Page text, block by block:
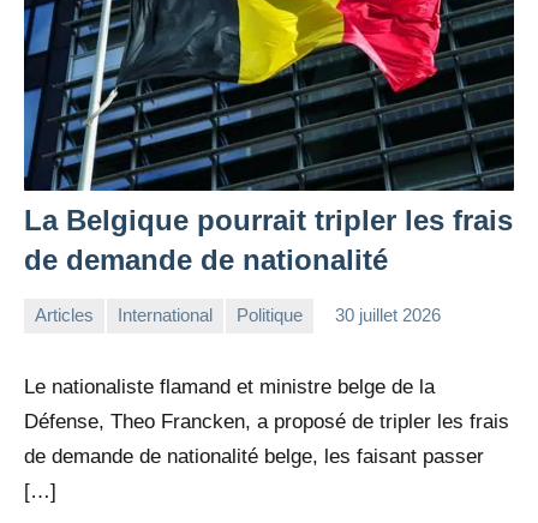
La Belgique pourrait tripler les frais
de demande de nationalité
Articles International Politique 30 juillet 2026
Le nationaliste flamand et ministre belge de la
Défense, Theo Francken, a proposé de tripler les frais
de demande de nationalité belge, les faisant passer
[…]